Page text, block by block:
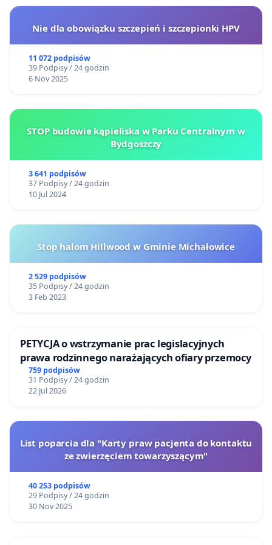
Nie dla obowiązku szczepień i szczepionki HPV
11 072 podpisów
39 Podpisy / 24 godzin
6 Nov 2025
STOP budowie kąpieliska w Parku Centralnym w
Bydgoszczy
3 641 podpisów
37 Podpisy / 24 godzin
10 Jul 2024
Stop halom Hillwood w Gminie Michałowice
2 529 podpisów
35 Podpisy / 24 godzin
3 Feb 2023
PETYCJA o wstrzymanie prac legislacyjnych
prawa rodzinnego narażających ofiary przemocy
759 podpisów
31 Podpisy / 24 godzin
22 Jul 2026
List poparcia dla "Karty praw pacjenta do kontaktu
ze zwierzęciem towarzyszącym"
40 253 podpisów
29 Podpisy / 24 godzin
30 Nov 2025